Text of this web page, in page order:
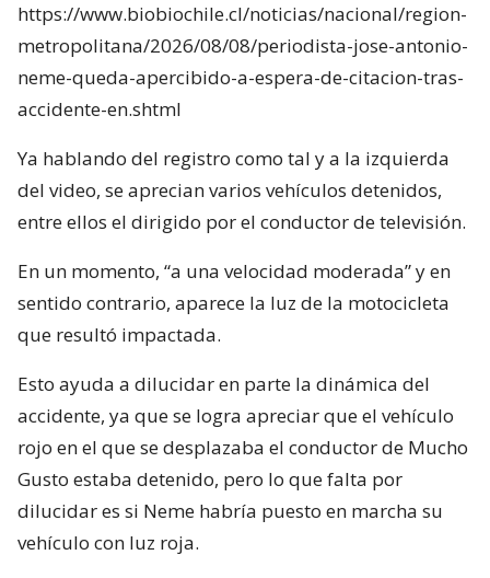
https://www.biobiochile.cl/noticias/nacional/region-
metropolitana/2026/08/08/periodista-jose-antonio-
neme-queda-apercibido-a-espera-de-citacion-tras-
accidente-en.shtml
Ya hablando del registro como tal y a la izquierda
del video, se aprecian varios vehículos detenidos,
entre ellos el dirigido por el conductor de televisión.
En un momento, “a una velocidad moderada” y en
sentido contrario, aparece la luz de la motocicleta
que resultó impactada.
Esto ayuda a dilucidar en parte la dinámica del
accidente, ya que se logra apreciar que el vehículo
rojo en el que se desplazaba el conductor de Mucho
Gusto estaba detenido, pero lo que falta por
dilucidar es si Neme habría puesto en marcha su
vehículo con luz roja.